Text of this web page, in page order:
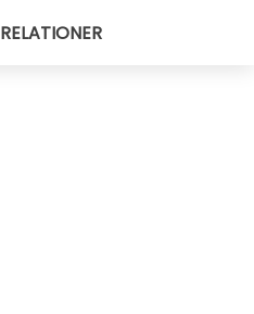
RELATIONER